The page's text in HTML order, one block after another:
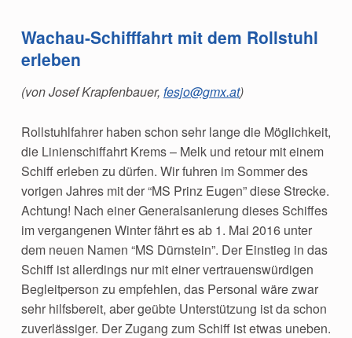
Wachau-Schifffahrt mit dem Rollstuhl
erleben
(von Josef Krapfenbauer, fesjo@gmx.at)
Rollstuhlfahrer haben schon sehr lange die Möglichkeit,
die Linienschiffahrt Krems – Melk und retour mit einem
Schiff erleben zu dürfen. Wir fuhren im Sommer des
vorigen Jahres mit der “MS Prinz Eugen” diese Strecke.
Achtung! Nach einer Generalsanierung dieses Schiffes
im vergangenen Winter fährt es ab 1. Mai 2016 unter
dem neuen Namen “MS Dürnstein”. Der Einstieg in das
Schiff ist allerdings nur mit einer vertrauenswürdigen
Begleitperson zu empfehlen, das Personal wäre zwar
sehr hilfsbereit, aber geübte Unterstützung ist da schon
zuverlässiger. Der Zugang zum Schiff ist etwas uneben.